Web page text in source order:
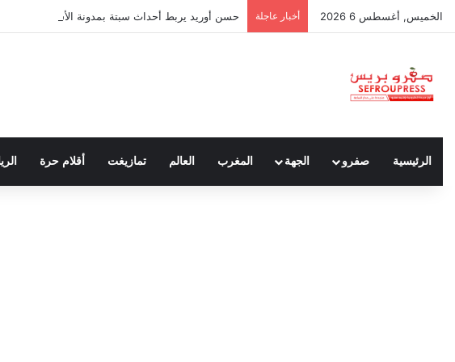
الخميس, أغسطس 6 2026 أخبار عاجلة حسن أوريد يربط أحداث سبتة بمدونة الأسرة في قراءة
الرئيسية صفرو الجهة المغرب العالم تمازيغت أقلام حرة